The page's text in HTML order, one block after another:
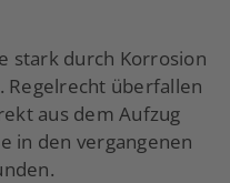
stark durch Korrosion
Regelrecht überfallen
aus dem Aufzug
in den vergangenen